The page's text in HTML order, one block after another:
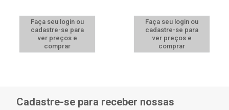
Faça seu login ou
cadastre-se para
ver preços e
comprar
Faça seu login ou
cadastre-se para
ver preços e
comprar
Cadastre-se para receber nossas